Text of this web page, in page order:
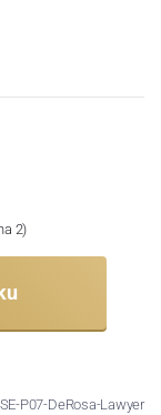
2)
P07-DeRosa-Lawyer